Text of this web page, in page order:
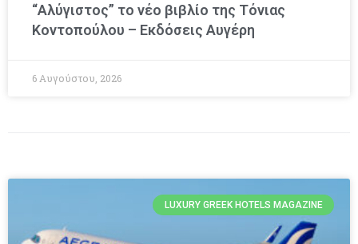
“Αλύγιστος” το νέο βιβλίο της Τόνιας
Κοντοπούλου – Εκδόσεις Αυγέρη
6 Αυγούστου, 2026
LUXURY GREEK HOTELS MAGAZINE